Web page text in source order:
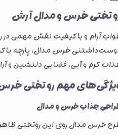
تختی خرس و مدال آرش
آرام و باکیفیت نقش مهمی در
کرم و آبی، فضایی دلنشین و
مهم رو تختی
جذاب خرس و مدال
خرس مدال روی این روتختی